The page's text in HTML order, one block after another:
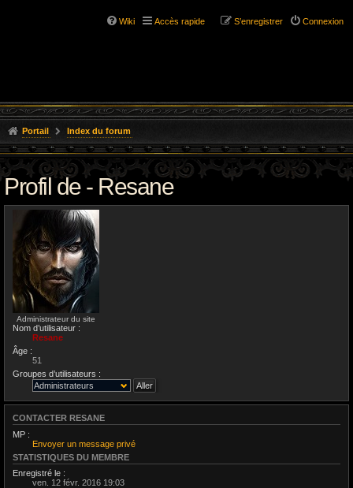
Wiki Accès rapide Connexion
S’enregistrer
Portail Index du forum
Profil de - Resane
Administrateur du site
Nom d’utilisateur :
Resane
Âge :
51
Groupes d’utilisateurs :
CONTACTER RESANE
MP :
Envoyer un message privé
STATISTIQUES DU MEMBRE
Enregistré le :
ven. 12 févr. 2016 19:03